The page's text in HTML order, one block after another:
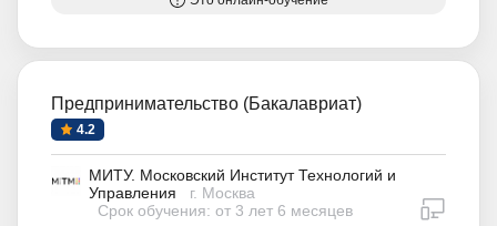
Предпринимательство (Бакалавриат)
4.2
МИТУ. Московский Институт Технологий и
Управления
г. Москва
Срок обучения: от 3 лет 6 месяцев